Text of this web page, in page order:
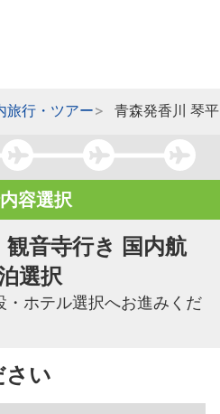
旅行・ツアー 青森発香川 琴
容選択
音寺行き 国内航
選択
・ホテル選択へお進みくだ
さい